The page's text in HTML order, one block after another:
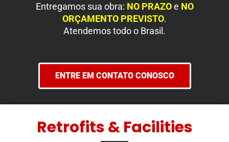
Entregamos sua obra: NO PRAZOe NO
ORÇAMENTO PREVISTO.
Atendemos todo o Brasil.
ENTRE EM CONTATO CONOSCO
Retrofits & Facilities